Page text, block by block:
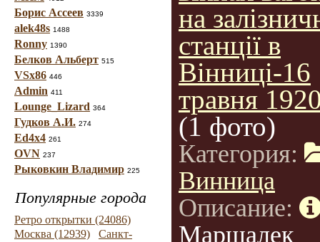
Борис Ассеев 3339
alek48s 1488
Ronny 1390
Белков Альберт 515
VSx86 446
Admin 411
Lounge_Lizard 364
Гудков А.И. 274
Ed4x4 261
OVN 237
Рыковкин Владимир 225
Популярные города
Ретро открытки (24086)
Москва (12939)
Санкт-
на
станції в
Вінниці-16
травня
(1 фото)
Категория:
Винница
Описание:
Маршалек